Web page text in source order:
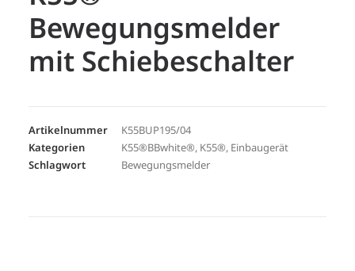
Bewegungsmelder
mit Schiebeschalter
Artikelnummer
K55BUP195/04
Kategorien
K55®BBwhite®, K55®, Einbaugerät
Schlagwort
Bewegungsmelder